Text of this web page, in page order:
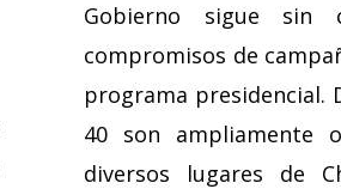
Gobierno sigue sin
compromisos de
programa presidencial.
40 son ampliamente
diversos lugares de